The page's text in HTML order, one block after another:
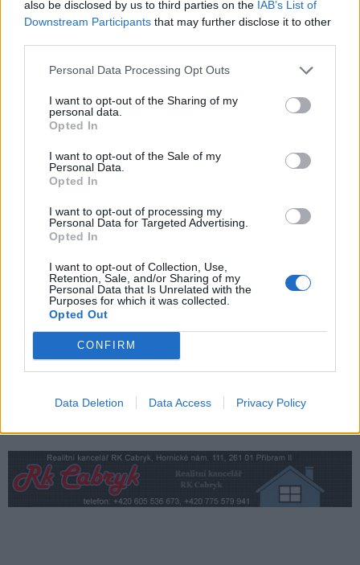
also be disclosed by us to third parties on the IAB’s List of
Downstream Participants that may further disclose it to other
Personal Data Processing Opt Outs
I want to opt-out of the Sharing of my
personal data.
Opted In
I want to opt-out of the Sale of my
Personal Data.
Opted In
I want to opt-out of processing my
Personal Data for Targeted Advertising.
Opted In
I want to opt-out of Collection, Use,
Retention, Sale, and/or Sharing of my
Personal Data that Is Unrelated with the
Purposes for which it was collected.
Opted Out
CONFIRM
Data Deletion Data Access Privacy Policy
SOUVISEJÍCÍ ČLÁNKY
VÍCE OD AUTORA
Vykradených aut na Příbramsku přibylo.
Policie připomíná: Auto není trezor
Každý sedmý řidič měl problém. Policie
při víkendové akci na Příbramsku odhalila
30 přestupků
Čtvrtina řidičů při kontrole na Příbramsku
neobstála. Policie o prázdninách zpřísní
dohled na silnicích